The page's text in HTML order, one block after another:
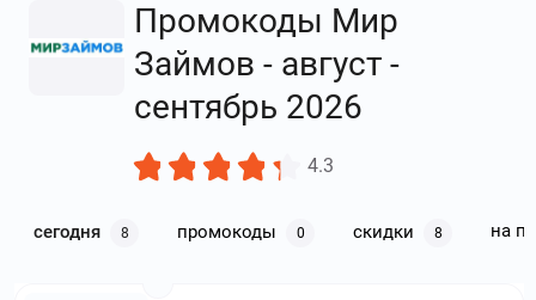
Промокоды Мир
Займов - август -
сентябрь 2026
4.3
сегодня 8 промокоды 0 скидки 8 на